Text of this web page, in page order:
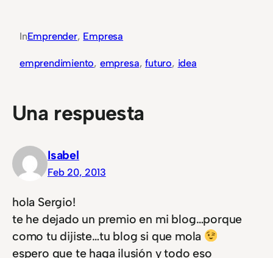
InEmprender, Empresa
emprendimiento, empresa, futuro, idea
Una respuesta
Isabel
Feb 20, 2013
hola Sergio!
te he dejado un premio en mi blog…porque
como tu dijiste…tu blog si que mola
espero que te haga ilusión y todo eso